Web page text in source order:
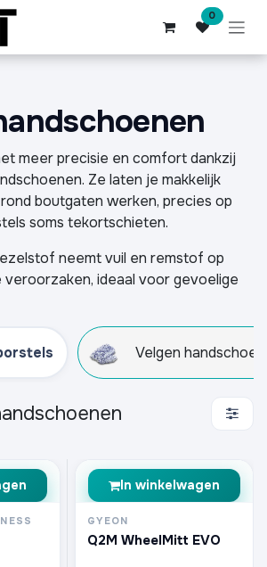
0
meer precisie en comfort dankzij
Ze laten je makkelijk
boutgaten werken, precies op
soms tekortschieten.
neemt vuil en remstof op
ideaal voor gevoelige
Velgen
In winkelwagen
GYEON
Q2M WheelMitt EVO